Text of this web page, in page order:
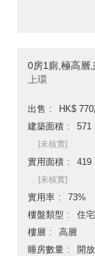
0房1廁,極高層
上環
出售
HK$
建築面積
571
[未核實]
實用面積 419
[未核實]
實用率
73%
樓盤類型
住宅
樓層
高層
睡房數量
開